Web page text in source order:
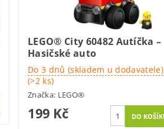
LEGO® City 60482 Autíčka –
Hasičské auto
Do 3 dnů (skladem u dodavatele)
(>2 ks)
Značka: LEGO®
199 Kč